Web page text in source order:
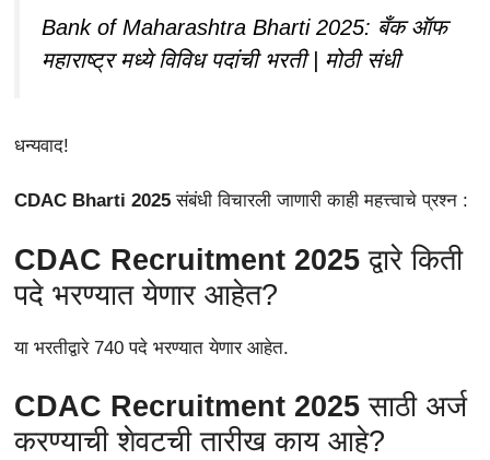
Bank of Maharashtra Bharti 2025: बँक ऑफ
महाराष्ट्र मध्ये विविध पदांची भरती | मोठी संधी
धन्यवाद!
CDAC Bharti 2025 संबंधी विचारली जाणारी काही महत्त्वाचे प्रश्न :
CDAC Recruitment 2025 द्वारे किती
पदे भरण्यात येणार आहेत?
या भरतीद्वारे 740 पदे भरण्यात येणार आहेत.
CDAC Recruitment 2025 साठी अर्ज
करण्याची शेवटची तारीख काय आहे?